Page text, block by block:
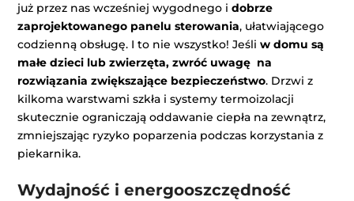
już przez nas wcześniej wygodnego idobrze
zaprojektowanego panelu sterowania, ułatwiającego
codzienną obsługę. I to nie wszystko! Jeśliw domu są
małe dzieci lub zwierzęta, zwróć uwagę na
rozwiązania zwiększające bezpieczeństwo. Drzwi z
kilkoma warstwami szkła i systemy termoizolacji
skutecznie ograniczają oddawanie ciepła na zewnątrz,
zmniejszając ryzyko poparzenia podczas korzystania z
piekarnika.
Wydajność i energooszczędność